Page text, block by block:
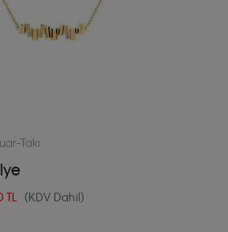
Takı
TL (KDV Dahil)